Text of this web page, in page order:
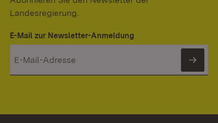
Landesregierung.
E-Mail zur Newsletter-Anmeldung